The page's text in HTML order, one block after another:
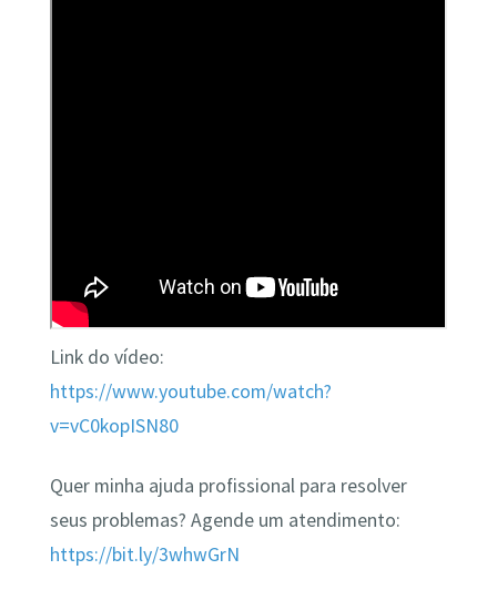
Link do vídeo:
https://www.youtube.com/watch?
v=vC0kopISN80
Quer minha ajuda profissional para resolver
seus problemas? Agende um atendimento:
https://bit.ly/3whwGrN